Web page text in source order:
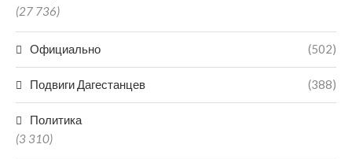
(27 736)
Официально (502)
Подвиги Дагестанцев (388)
Политика
(3 310)